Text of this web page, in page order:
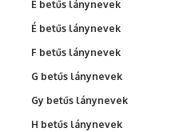
E betűs lánynevek
É betűs lánynevek
F betűs lánynevek
G betűs lánynevek
Gy betűs lánynevek
H betűs lánynevek